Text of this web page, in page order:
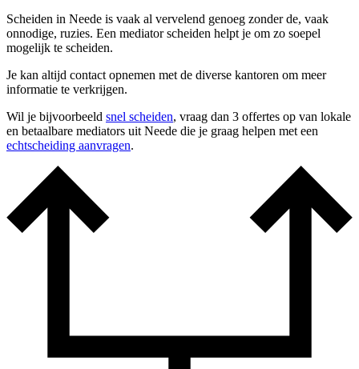
Scheiden in Neede is vaak al vervelend genoeg zonder de, vaak
onnodige, ruzies. Een mediator scheiden helpt je om zo soepel
mogelijk te scheiden.
Je kan altijd contact opnemen met de diverse kantoren om meer
informatie te verkrijgen.
Wil je bijvoorbeeld snel scheiden, vraag dan 3 offertes op van lokale
en betaalbare mediators uit Neede die je graag helpen met een
echtscheiding aanvragen.